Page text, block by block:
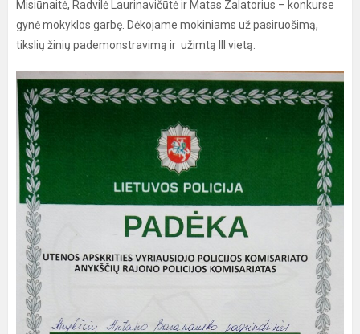
Misiūnaitė, Radvilė Laurinavičūtė ir Matas Zalatorius – konkurse
gynė mokyklos garbę. Dėkojame mokiniams už pasiruošimą,
tikslių žinių pademonstravimą ir užimtą III vietą.